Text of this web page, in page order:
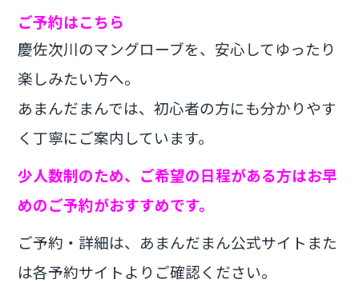
ご予約はこちら
慶佐次川のマングローブを、安心してゆったり
楽しみたい方へ。
あまんだまんでは、初心者の方にも分かりやす
く丁寧にご案内しています。
少人数制のため、ご希望の日程がある方はお早
めのご予約がおすすめです。
ご予約・詳細は、あまんだまん公式サイトまた
は各予約サイトよりご確認ください。